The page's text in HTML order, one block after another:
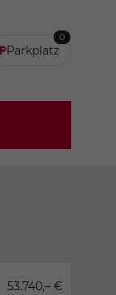
Parkplatz
0
53.740,– €